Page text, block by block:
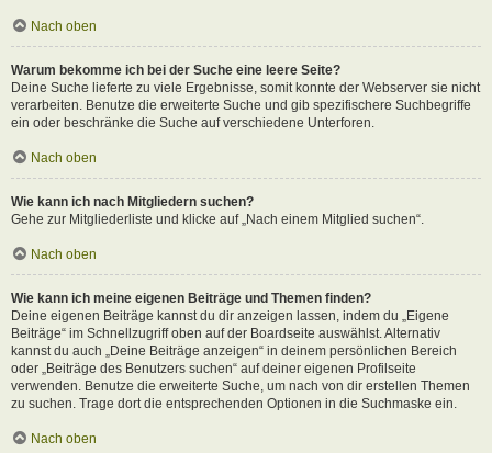
Nach oben
Warum bekomme ich bei der Suche eine leere Seite?
Deine Suche lieferte zu viele Ergebnisse, somit konnte der Webserver sie nicht
verarbeiten. Benutze die erweiterte Suche und gib spezifischere Suchbegriffe
ein oder beschränke die Suche auf verschiedene Unterforen.
Nach oben
Wie kann ich nach Mitgliedern suchen?
Gehe zur Mitgliederliste und klicke auf „Nach einem Mitglied suchen“.
Nach oben
Wie kann ich meine eigenen Beiträge und Themen finden?
Deine eigenen Beiträge kannst du dir anzeigen lassen, indem du „Eigene
Beiträge“ im Schnellzugriff oben auf der Boardseite auswählst. Alternativ
kannst du auch „Deine Beiträge anzeigen“ in deinem persönlichen Bereich
oder „Beiträge des Benutzers suchen“ auf deiner eigenen Profilseite
verwenden. Benutze die erweiterte Suche, um nach von dir erstellen Themen
zu suchen. Trage dort die entsprechenden Optionen in die Suchmaske ein.
Nach oben